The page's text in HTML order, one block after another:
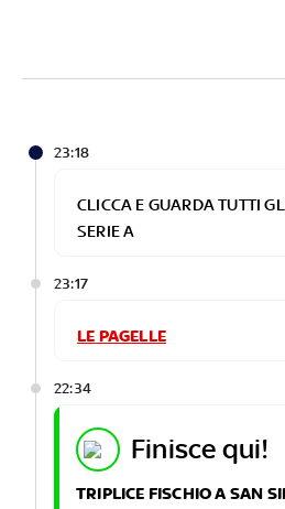
23:18
CLICCA E GUARDA TUTTI
SERIE A
23:17
LE PAGELLE
22:34
finisce qui!
TRIPLICE FISCHIO A SAN